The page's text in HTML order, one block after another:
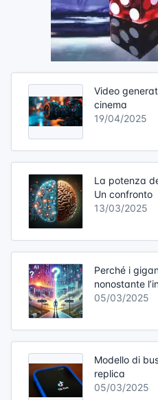
Video
cinema
19/04/2025
La potenza
Un confronto
13/03/2025
Perché i
nonostante
05/03/2025
Modello di
replica
05/03/2025